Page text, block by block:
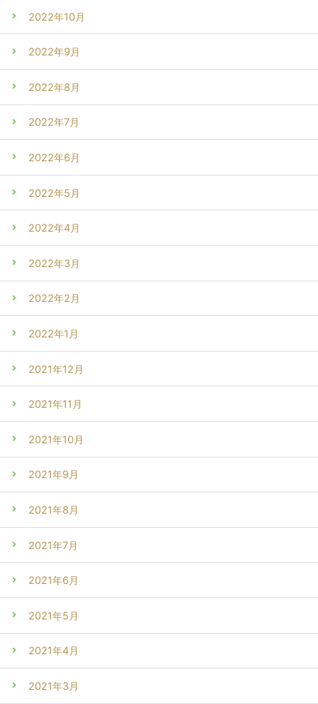
2022年10月
2022年9月
2022年8月
2022年7月
2022年6月
2022年5月
2022年4月
2022年3月
2022年2月
2022年1月
2021年12月
2021年11月
2021年10月
2021年9月
2021年8月
2021年7月
2021年6月
2021年5月
2021年4月
2021年3月